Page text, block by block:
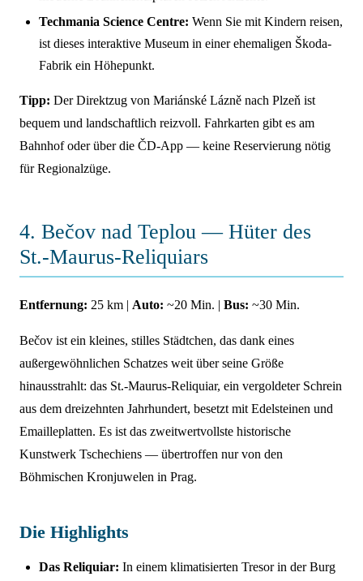
Techmania Science Centre: Wenn Sie mit Kindern reisen,
ist dieses interaktive Museum in einer ehemaligen Škoda-
Fabrik ein Höhepunkt.
Tipp: Der Direktzug von Mariánské Lázně nach Plzeň ist
bequem und landschaftlich reizvoll. Fahrkarten gibt es am
Bahnhof oder über die ČD-App — keine Reservierung nötig
für Regionalzüge.
4. Bečov nad Teplou — Hüter des
St.-Maurus-Reliquiars
Entfernung: 25 km | Auto: ~20 Min. | Bus: ~30 Min.
Bečov ist ein kleines, stilles Städtchen, das dank eines
außergewöhnlichen Schatzes weit über seine Größe
hinausstrahlt: das St.-Maurus-Reliquiar, ein vergoldeter Schrein
aus dem dreizehnten Jahrhundert, besetzt mit Edelsteinen und
Emailleplatten. Es ist das zweitwertvollste historische
Kunstwerk Tschechiens — übertroffen nur von den
Böhmischen Kronjuwelen in Prag.
Die Highlights
Das Reliquiar: In einem klimatisierten Tresor in der Burg